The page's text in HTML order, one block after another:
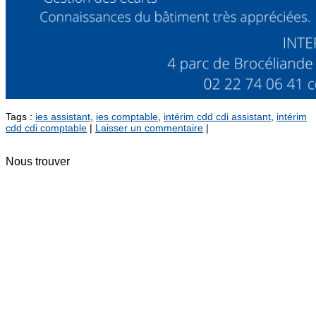
Tags : ies assistant ies comptable intérim cdd cdi assistant intérim
cdd cdi comptable | Laisser un commentaire |
Nous trouver